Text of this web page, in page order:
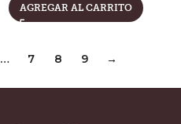
AGREGAR AL CARRITO
… 7 8 9 →